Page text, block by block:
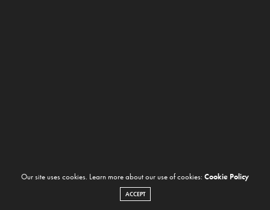
Our site uses cookies. Learn more about our use of cookies: Cookie Policy
ACCEPT